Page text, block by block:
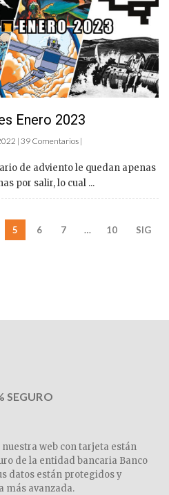
Enero 2023
| 39 Comentarios |
de adviento le quedan apenas
por salir, lo cual ...
5 6 7 … 10 SIG
SEGURO
web con tarjeta están
de la entidad bancaria Banco
datos están protegidos y
más avanzada.